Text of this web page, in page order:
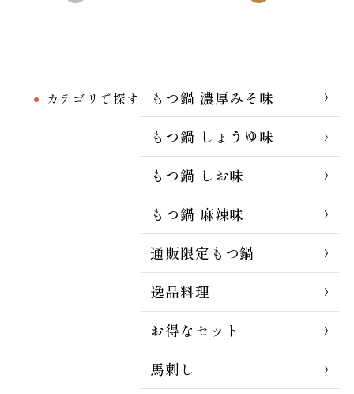
カテゴリで探す
もつ鍋 濃厚みそ味
もつ鍋 しょうゆ味
もつ鍋 しお味
もつ鍋 麻辣味
通販限定もつ鍋
逸品料理
お得なセット
馬刺し